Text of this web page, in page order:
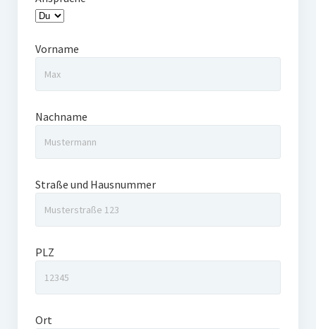
Vorname
Nachname
Straße und Hausnummer
PLZ
Ort